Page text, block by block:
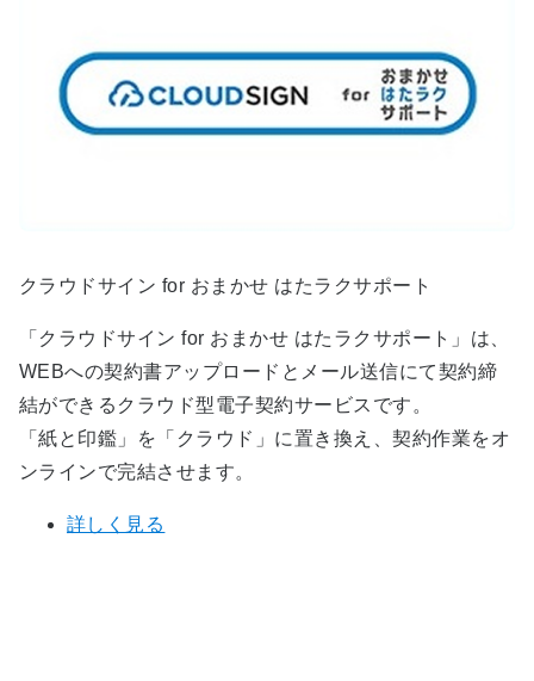
クラウドサイン for おまかせ はたラクサポート
「クラウドサイン for おまかせ はたラクサポート」は、
WEBへの契約書アップロードとメール送信にて契約締
結ができるクラウド型電子契約サービスです。
「紙と印鑑」を「クラウド」に置き換え、契約作業をオ
ンラインで完結させます。
詳しく見る